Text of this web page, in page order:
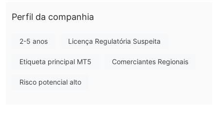
O Que Posso Negociar na iFourX?
iFourX oferece negociação em forex, índices e commodities.
Tipo de Conta
Perfil da companhia
2-5 anos Licença Regulatória Suspeita
Etiqueta principal MT5 Comerciantes Regionais
Risco potencial alto